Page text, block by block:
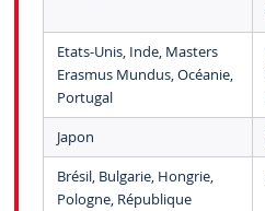
Etats-Unis, Inde, Masters
Erasmus Mundus, Océanie,
Portugal
Japon
Brésil, Bulgarie, Hongrie,
Pologne, République